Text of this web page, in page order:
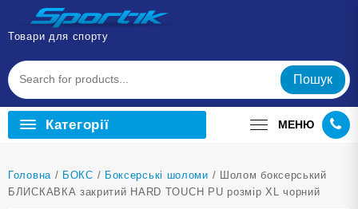
Перейти
вмісту
Товари для спорту
Пошук
Категорії МЕНЮ
Головна / БОКС / Боксерські шоломи / Шолом боксерський
БЛИСКАВКА закритий HARD TOUCH PU розмір XL чорний